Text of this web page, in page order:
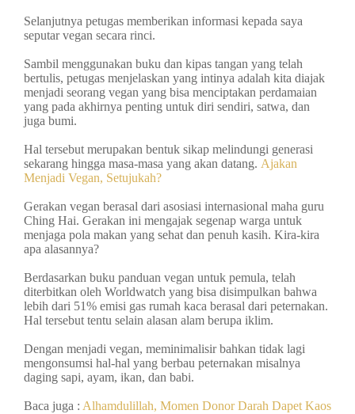
Selanjutnya petugas memberikan informasi kepada saya
seputar vegan secara rinci.
Sambil menggunakan buku dan kipas tangan yang telah
bertulis, petugas menjelaskan yang intinya adalah kita diajak
menjadi seorang vegan yang bisa menciptakan perdamaian
yang pada akhirnya penting untuk diri sendiri, satwa, dan
juga bumi.
Hal tersebut merupakan bentuk sikap melindungi generasi
sekarang hingga masa-masa yang akan datang. Ajakan
Menjadi Vegan, Setujukah?
Gerakan vegan berasal dari asosiasi internasional maha guru
Ching Hai. Gerakan ini mengajak segenap warga untuk
menjaga pola makan yang sehat dan penuh kasih. Kira-kira
apa alasannya?
Berdasarkan buku panduan vegan untuk pemula, telah
diterbitkan oleh Worldwatch yang bisa disimpulkan bahwa
lebih dari 51% emisi gas rumah kaca berasal dari peternakan.
Hal tersebut tentu selain alasan alam berupa iklim.
Dengan menjadi vegan, meminimalisir bahkan tidak lagi
mengonsumsi hal-hal yang berbau peternakan misalnya
daging sapi, ayam, ikan, dan babi.
Baca juga : Alhamdulillah, Momen Donor Darah Dapet Kaos